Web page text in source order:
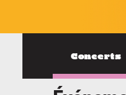
Concerts